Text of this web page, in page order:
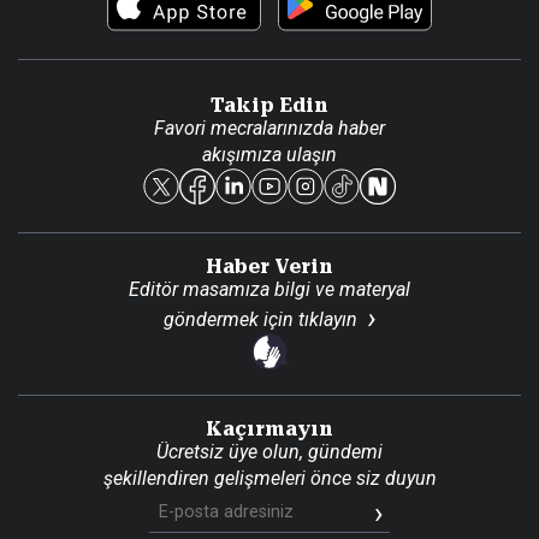
Reklam Ver
Takip Edin
Favori mecralarınızda haber
akışımıza ulaşın
Haber Verin
Editör masamıza bilgi ve materyal
göndermek için tıklayın
Kaçırmayın
Ücretsiz üye olun, gündemi
şekillendiren gelişmeleri önce siz duyun